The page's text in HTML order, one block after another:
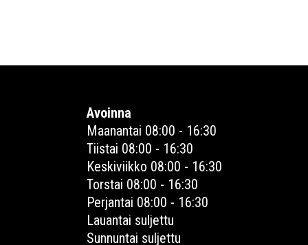
Avoinna
Maanantai 08:00 - 16:30
Tiistai 08:00 - 16:30
Keskiviikko 08:00 - 16:30
Torstai 08:00 - 16:30
Perjantai 08:00 - 16:30
Lauantai suljettu
Sunnuntai suljettu